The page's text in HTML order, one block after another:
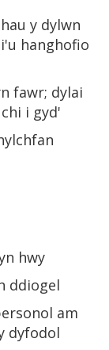
y dylwn
hanghofio
fawr; dylai
i gyd'
hwy
ddiogel
am
dyfodol